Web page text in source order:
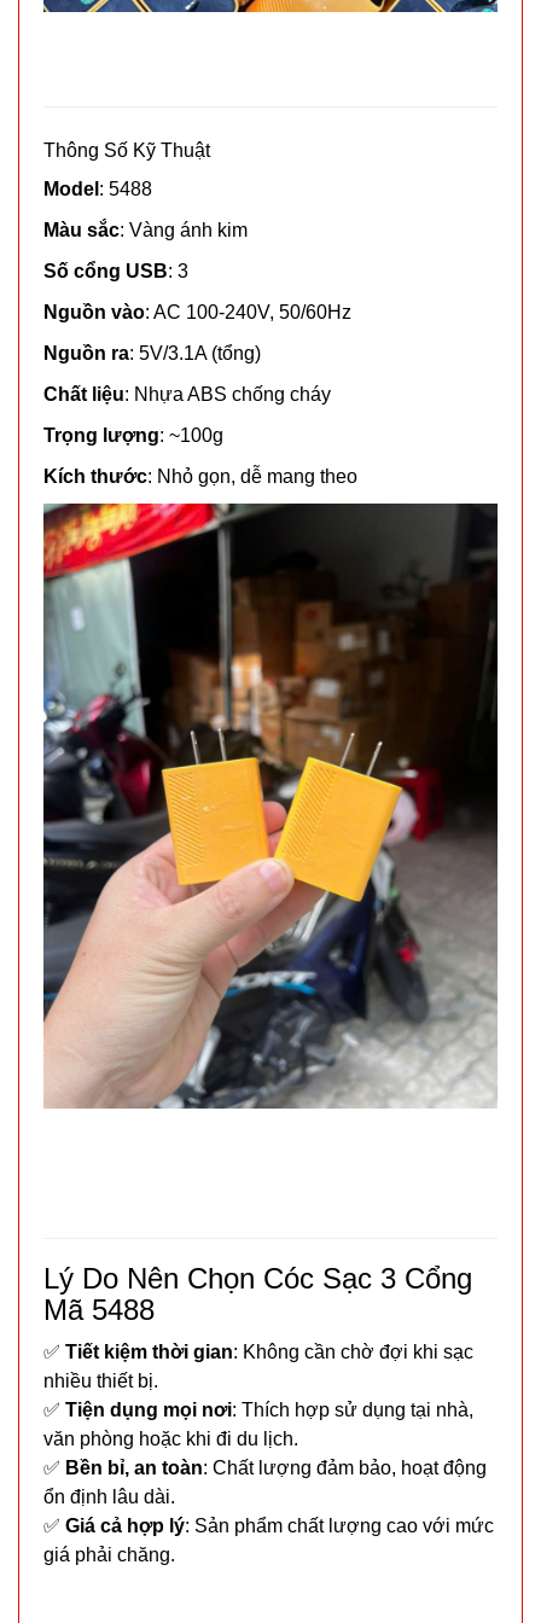
Thông Số Kỹ Thuật
Model : 5488
Màu sắc: Vàng ánh kim
Số cổng USB: 3
Nguồn vào: AC 100-240V, 50/60Hz
Nguồn ra: 5V/3.1A (tổng)
Chất liệu: Nhựa ABS chống cháy
Trọng lượng: ~100g
Kích thước: Nhỏ gọn, dễ mang theo
Lý Do Nên Chọn Cóc Sạc 3 Cổng
Mã 5488
✅ Tiết kiệm thời gian: Không cần chờ đợi khi sạc
nhiều thiết bị.
✅ Tiện dụng mọi nơi: Thích hợp sử dụng tại nhà,
văn phòng hoặc khi đi du lịch.
✅ Bền bỉ, an toàn: Chất lượng đảm bảo, hoạt động
ổn định lâu dài.
✅ Giá cả hợp lý: Sản phẩm chất lượng cao với mức
giá phải chăng.
Dây cáp
T500 )
14.900 đ
CÒN HÀNG
hành:
Test ,